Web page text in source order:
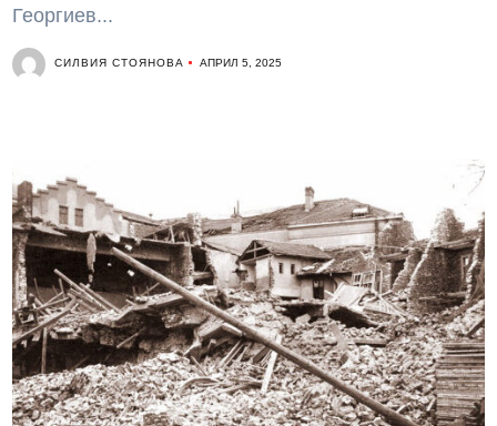
Георгиев...
СИЛВИЯ СТОЯНОВА АПРИЛ 5, 2025